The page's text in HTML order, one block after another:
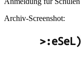
Archiv-Screenshot: